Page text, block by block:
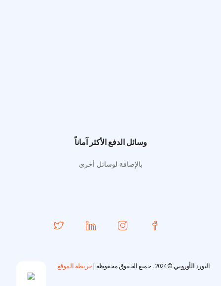
وسائل الدفع الأكثر آماناً
بالإضافة لوسائل أخرى
البورد الأوروبي © 2024 . جميع الحقوق محفوظة | خريطة الموقع